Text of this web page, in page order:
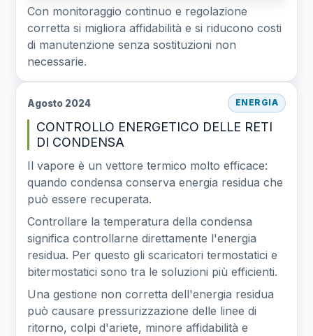
Con monitoraggio continuo e regolazione
corretta si migliora affidabilità e si riducono costi
di manutenzione senza sostituzioni non
necessarie.
Agosto 2024 ENERGIA
CONTROLLO ENERGETICO DELLE RETI
DI CONDENSA
Il vapore è un vettore termico molto efficace:
quando condensa conserva energia residua che
può essere recuperata.
Controllare la temperatura della condensa
significa controllarne direttamente l'energia
residua. Per questo gli scaricatori termostatici e
bitermostatici sono tra le soluzioni più efficienti.
Una gestione non corretta dell'energia residua
può causare pressurizzazione delle linee di
ritorno, colpi d'ariete, minore affidabilità e